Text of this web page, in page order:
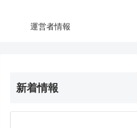
運営者情報
新着情報